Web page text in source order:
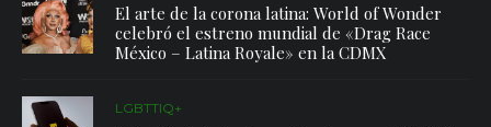
El arte de la corona latina: World of Wonder
celebró el estreno mundial de «Drag Race
México – Latina Royale» en la CDMX
LGBTTIQ+